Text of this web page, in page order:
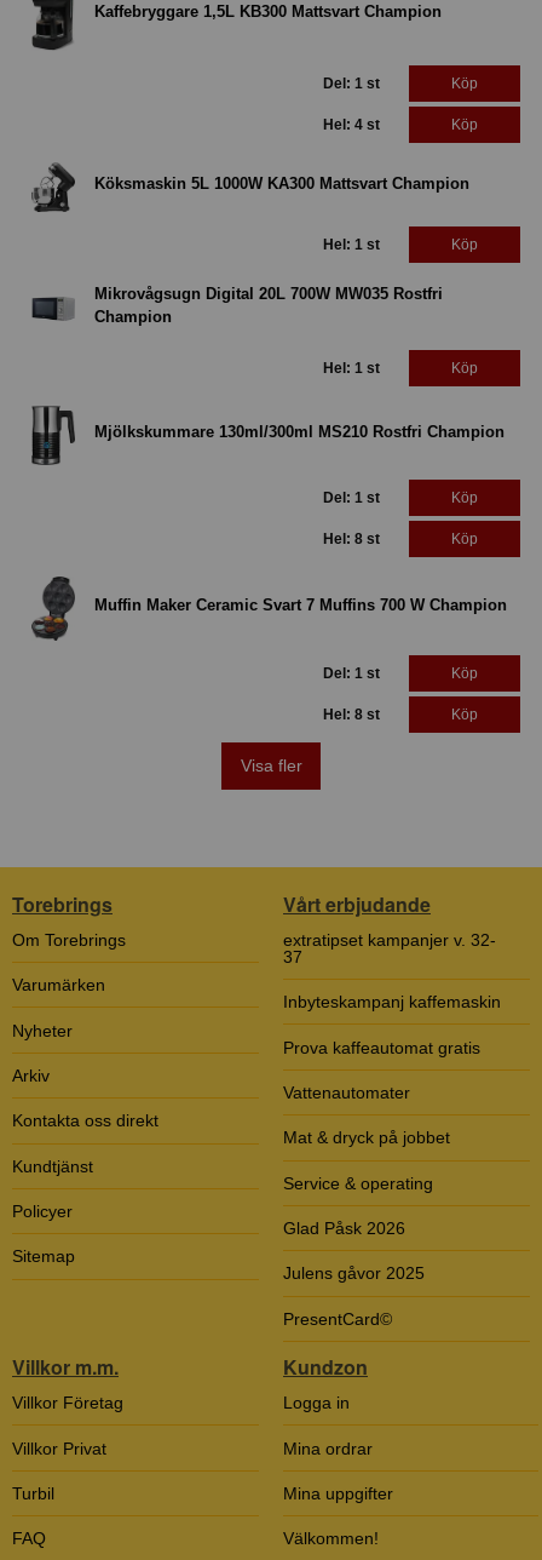
Kaffebryggare 1,5L KB300 Mattsvart Champion
Del: 1 st Köp
Hel: 4 st Köp
Köksmaskin 5L 1000W KA300 Mattsvart Champion
Hel: 1 st Köp
Mikrovågsugn Digital 20L 700W MW035 Rostfri
Champion
Hel: 1 st Köp
Mjölkskummare 130ml/300ml MS210 Rostfri Champion
Del: 1 st Köp
Hel: 8 st Köp
Muffin Maker Ceramic Svart 7 Muffins 700 W Champion
Del: 1 st Köp
Hel: 8 st Köp
Visa fler
Torebrings
Om Torebrings
Varumärken
Nyheter
Arkiv
Kontakta oss direkt
Kundtjänst
Policyer
Sitemap
Vårt erbjudande
extratipset kampanjer v. 32-
37
Inbyteskampanj kaffemaskin
Prova kaffeautomat gratis
Vattenautomater
Mat & dryck på jobbet
Service & operating
Glad Påsk 2026
Julens gåvor 2025
PresentCard©
Villkor m.m.
Villkor Företag
Villkor Privat
Turbil
FAQ
Kundzon
Logga in
Mina ordrar
Mina uppgifter
Välkommen!